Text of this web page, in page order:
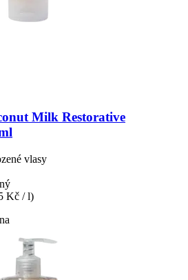
Milk Restorative
vlasy
Kč / l)